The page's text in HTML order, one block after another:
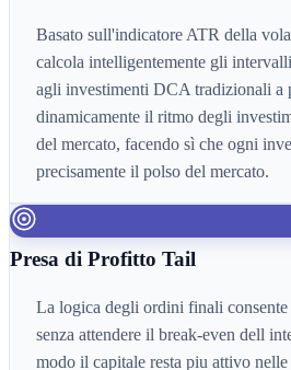
Basato sull'indicatore ATR della
calcola intelligentemente gli
agli investimenti DCA tradizionali a
dinamicamente il ritmo degli
del mercato, facendo sì che ogni
precisamente il polso del mercato.
Presa di Profitto Tail
La logica degli ordini finali
senza attendere il break-even dell
modo il capitale resta piu attivo